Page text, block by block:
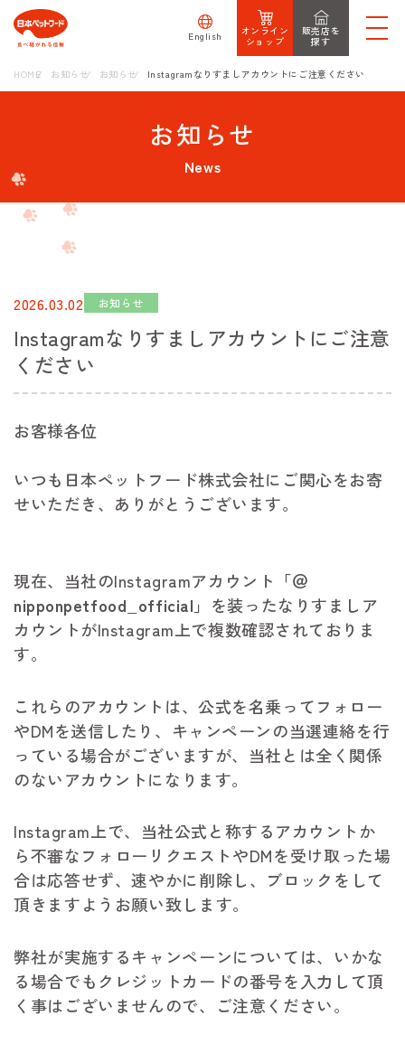
English
オンライン
ショップ
販売店を
探す
HOME お知らせ お知らせ Instagramなりすましアカウントにご注意ください
お知らせ
News
2026.03.02 お知らせ
Instagramなりすましアカウントにご注意
ください
お客様各位
いつも日本ペットフード株式会社にご関心をお寄
せいただき、ありがとうございます。
現在、当社のInstagramアカウント 「＠
nipponpetfood_official」 を装ったなりすましア
カウントがInstagram上で複数確認されておりま
す。
これらのアカウントは、公式を名乗ってフォロー
やDMを送信したり、キャンペーンの当選連絡を行
っている場合がございますが、当社とは全く関係
のないアカウントになります。
Instagram上で、当社公式と称するアカウントか
ら不審なフォローリクエストやDMを受け取った場
合は応答せず、速やかに削除し、ブロックをして
頂きますようお願い致します。
弊社が実施するキャンペーンについては、いかな
る場合でもクレジットカードの番号を入力して頂
く事はございませんので、ご注意ください。